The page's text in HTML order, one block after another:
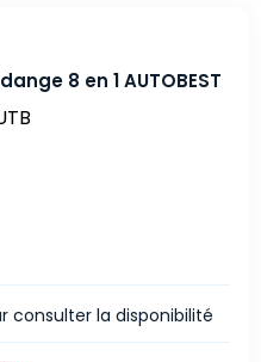
8 en 1 AUTOBEST
consulter la disponibilité